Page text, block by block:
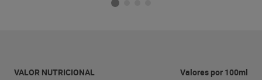
VALOR NUTRICIONAL Valores por 100ml